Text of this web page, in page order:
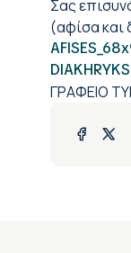
Σας
(αφίσα και
ΓΡΑΦΕΙΟ